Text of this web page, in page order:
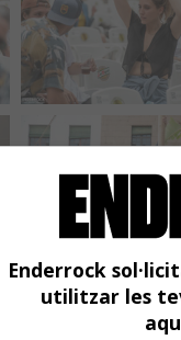
Enderrock
utilitzar les